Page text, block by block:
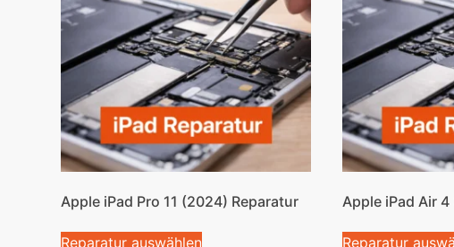
Apple iPad Pro 11 (2024) Reparatur
Reparatur auswählen
Apple iPad Air
Reparatur